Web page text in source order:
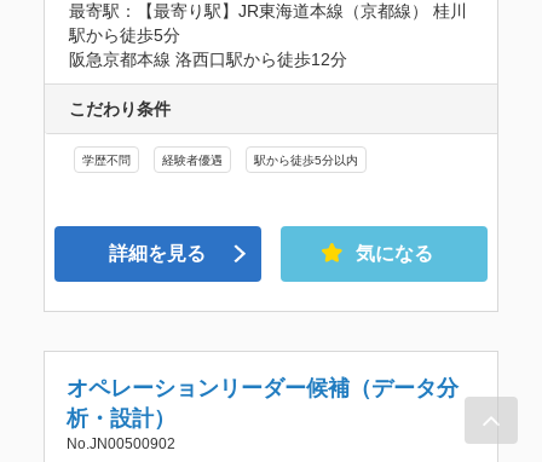
最寄駅：【最寄り駅】JR東海道本線（京都線） 桂川
駅から徒歩5分
阪急京都本線 洛西口駅から徒歩12分
こだわり条件
学歴不問 経験者優遇 駅から徒歩5分以内
詳細を見る 気になる
オペレーションリーダー候補（データ分
析・設計）
No.JN00500902